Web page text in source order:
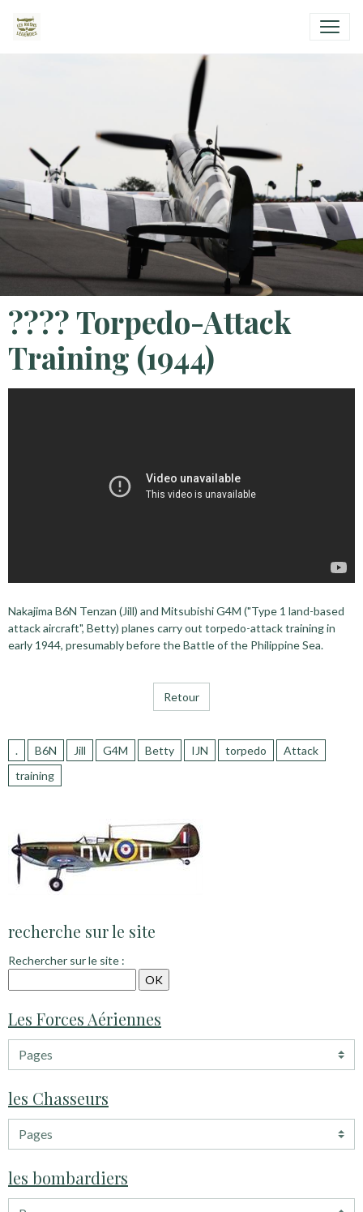
???? Torpedo-Attack
Training (1944)
Nakajima B6N Tenzan (Jill) and Mitsubishi G4M ("Type 1 land-based
attack aircraft", Betty) planes carry out torpedo-attack training in
early 1944, presumably before the Battle of the Philippine Sea.
Retour
. B6N Jill G4M Betty IJN torpedo
Attack
training
recherche sur le site
Rechercher sur le site :
Les Forces Aériennes
les Chasseurs
les bombardiers